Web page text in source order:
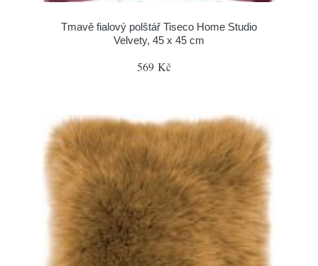
Tmavě fialový polštář Tiseco Home Studio
Velvety, 45 x 45 cm
569 Kč